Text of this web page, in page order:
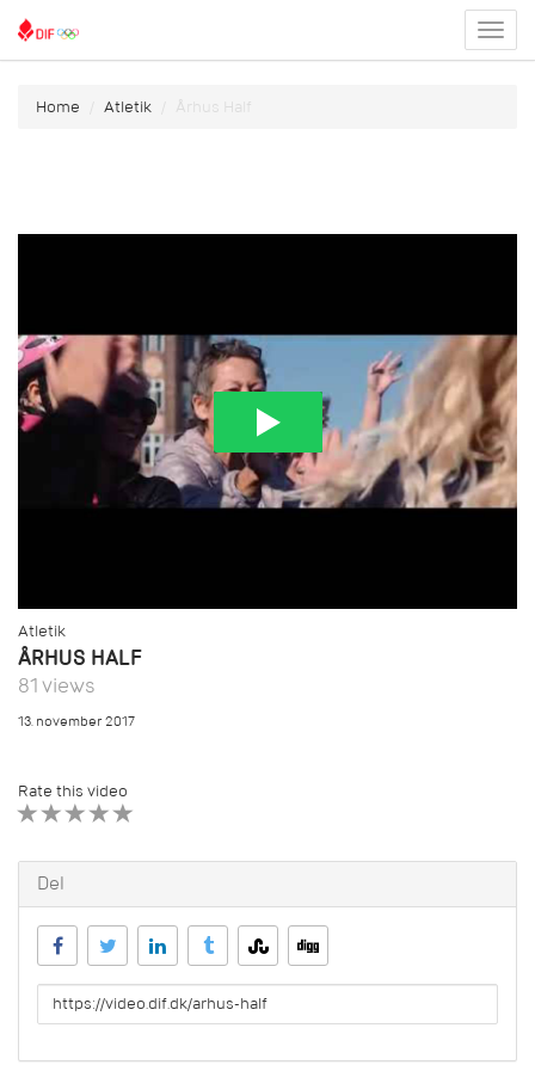
menu
Home Atletik Århus Half
Atletik
ÅRHUS HALF
81 views
13. november 2017
Rate this video
Del
URL
to